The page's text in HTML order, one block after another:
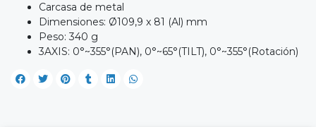
Carcasa de metal
Dimensiones: Ø109,9 x 81 (Al) mm
Peso: 340 g
3AXIS: 0°~355°(PAN), 0°~65°(TILT), 0°~355°(Rotación)